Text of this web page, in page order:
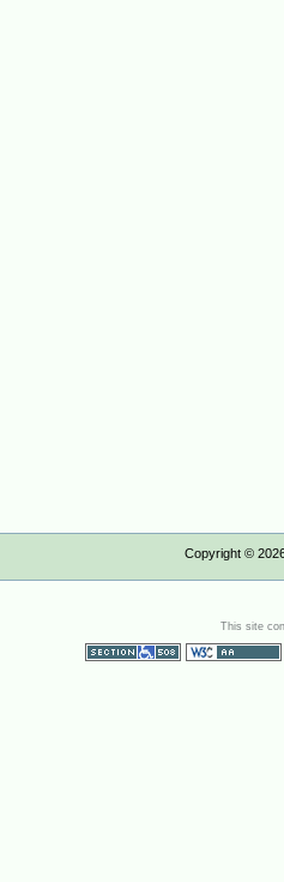
Copyright ©
This site